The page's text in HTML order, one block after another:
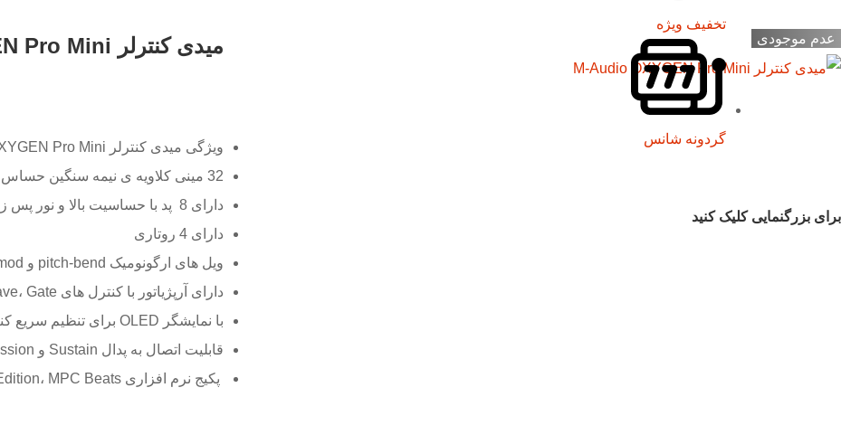
تخفیف ویژه
گردونه شانس
عدم موجودی
برای بزرگنمایی کلیک کنید
میدی کنترلر M-Audio OXYGEN Pro Mini
ویژگی میدی کنترلر M-Audio OXYGEN Pro Mini در یک نگاه
32 مینی کلاویه ی نیمه سنگین حساس به velocity
دارای 8 پد با حساسیت بالا و نور پس زمینه
دارای 4 روتاری
ویل های ارگونومیک pitch-bend و mod
دارای آرپژیاتور با کنترل های Type، Octave، Gate و Swing
با نمایشگر OLED برای تنظیم سریع کنترل ها
قابلیت اتصال به پدال Sustain و Expression
پکیج نرم افزاری Pro Tools First M-Audio Edition، MPC Beats و Ableton Live Lite